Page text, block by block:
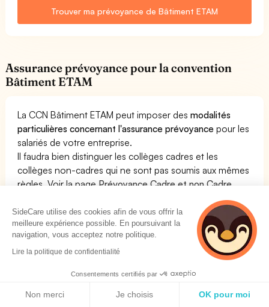
Trouver ma prévoyance de Bâtiment ETAM
Assurance prévoyance pour la convention
Bâtiment ETAM
La CCN Bâtiment ETAM peut imposer desmodalités
particulières concernant l'assurance prévoyance pour les
salariés de votre entreprise.
Il faudra bien distinguer les collèges cadres et les
collèges non-cadres qui ne sont pas soumis aux mêmes
règles. Voir la page Prévoyance Cadre et non Cadre
Généralement, ces accords distinguent les cadres et les
non-cadres mais peuvent parfois concerner l'ensemble
du personnel. La plupart des conventions collectives
non cadres. La convention Bâtiment ETAM prévoit des
modalités particulières concernant l'assurance
SideCare utilise des cookies afin de vous offrir la
meilleure expérience possible. En poursuivant la
navigation, vous acceptez notre politique.
Lire la politique de confidentialité
Consentements certifiés par
Non merci Je choisis OK pour moi